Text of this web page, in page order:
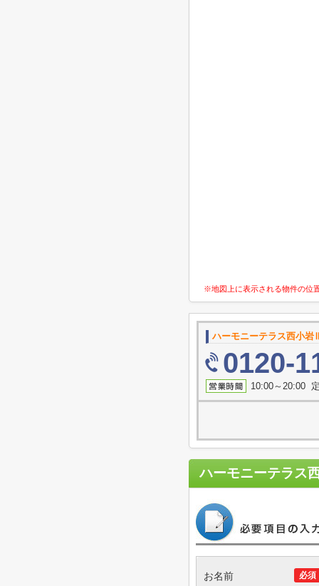
※地図上に表示される物件の位
ハーモニーテラス西小
0120-
10:00～20:00
ハーモニーテラス
必須
お名前